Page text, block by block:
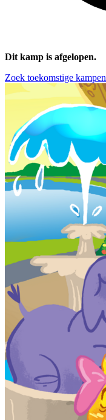
Dit kamp is afgelopen.
Zoek toekomstige kampen